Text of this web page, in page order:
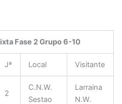
Fase 2 Grupo 6-10
Jª Local Visitante
2
C.N.W.
Sestao
Larraina
N.W.